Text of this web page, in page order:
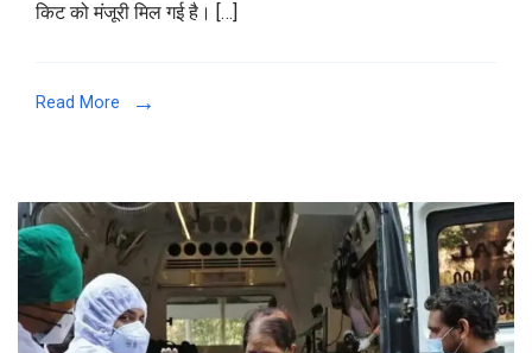
टेस्ट,
ICMR
ने
कोविड
टेस्टिंग
किट को मंजूरी मिल गई है। […]
Read More